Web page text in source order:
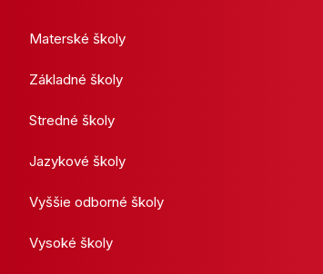
Materské školy
Základné školy
Stredné školy
Jazykové školy
Vyššie odborné školy
Vysoké školy